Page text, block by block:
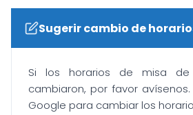
Sugerir cambio de
Si los horarios de misa de
cambiaron, por favor
Google para cambiar los